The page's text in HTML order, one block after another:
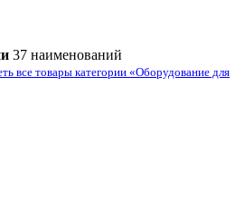
37 наименований
все товары категории «Оборудование для